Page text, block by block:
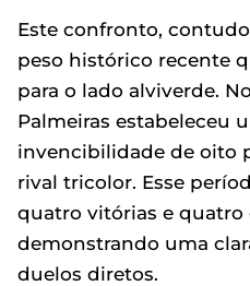
Este confronto,
peso histórico recente
para o lado alviverde.
Palmeiras estabeleceu
invencibilidade de oito
rival tricolor. Esse
quatro vitórias e quatro
demonstrando uma
duelos diretos.